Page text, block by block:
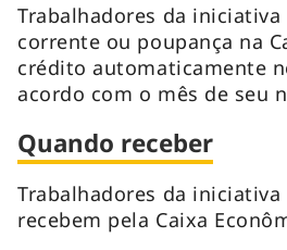
Trabalhadores da
corrente ou poupança na
crédito automaticamente
acordo com o mês de seu
Quando receber
Trabalhadores da
recebem pela Caixa